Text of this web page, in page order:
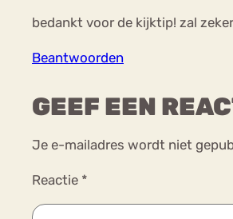
bedankt voor de kijktip! zal
Beantwoorden
GEEF EEN
Je e-mailadres wordt niet
Reactie *